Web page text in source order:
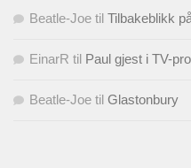
Beatle-Joe til Tilbakeblikk
EinarR til Paul gjest i TV-
Beatle-Joe til Glastonbury